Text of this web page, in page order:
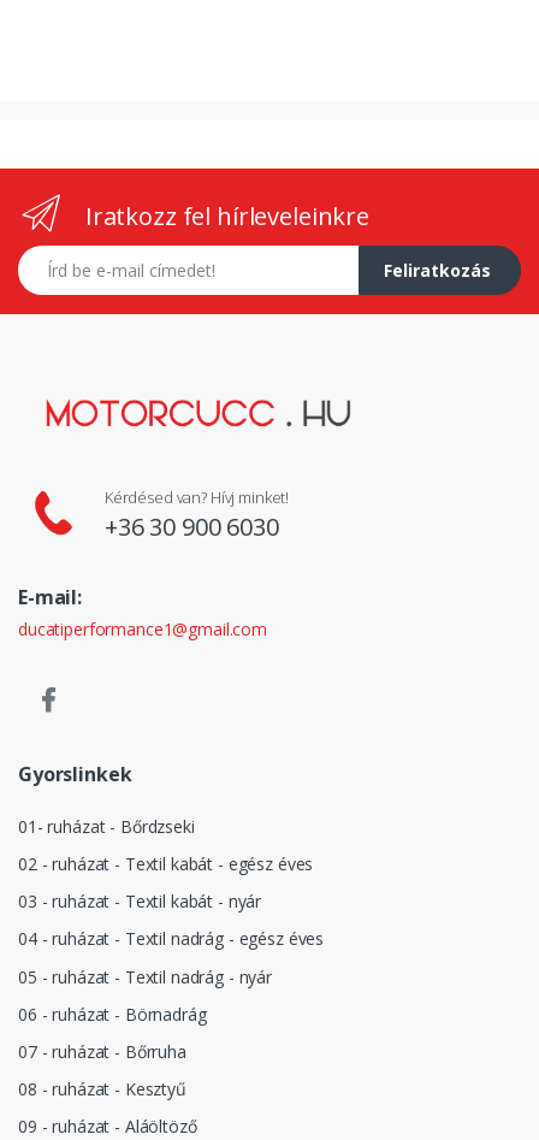
Iratkozz fel hírleveleinkre
E-mail címed
Feliratkozás
Kérdésed van? Hívj minket!
+36 30 900 6030
E-mail:
ducatiperformance1@gmail.com
Gyorslinkek
01- ruházat - Bőrdzseki
02 - ruházat - Textil kabát - egész éves
03 - ruházat - Textil kabát - nyár
04 - ruházat - Textil nadrág - egész éves
05 - ruházat - Textil nadrág - nyár
06 - ruházat - Börnadrág
07 - ruházat - Bőrruha
08 - ruházat - Kesztyű
09 - ruházat - Aláöltöző